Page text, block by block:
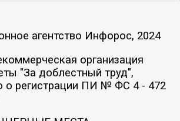
агентство Инфорос, 2024
организация
"За доблестный труд",
о регистрации ПИ № ФС 4 - 472